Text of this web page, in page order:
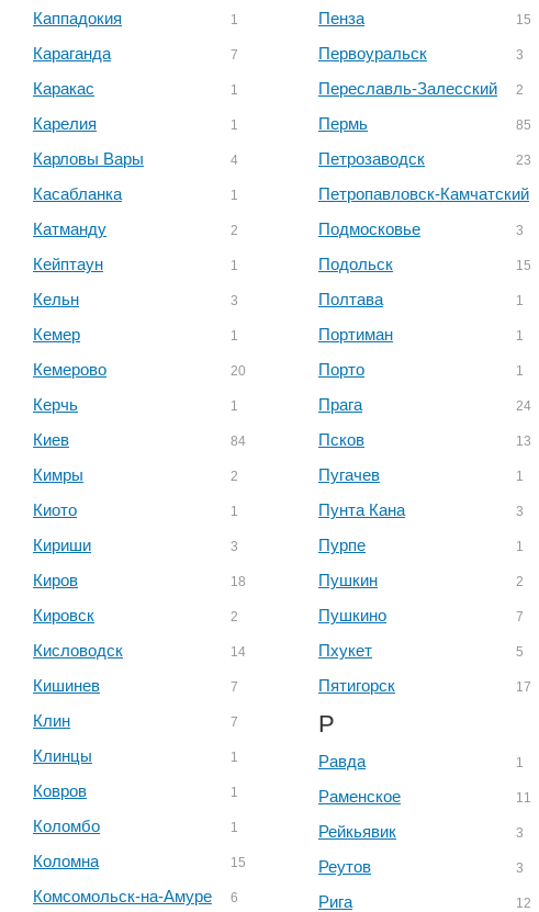
Каппадокия 1
Караганда 7
Каракас 1
Карелия 1
Карловы Вары 4
Касабланка 1
Катманду 2
Кейптаун 1
Кельн 3
Кемер 1
Кемерово 20
Керчь 1
Киев 84
Кимры 2
Киото 1
Кириши 3
Киров 18
Кировск 2
Кисловодск 14
Кишинев 7
Клин 7
Клинцы 1
Ковров 1
Коломбо 1
Коломна 15
Комсомольск-на-Амуре 6
Пенза 15
Первоуральск 3
Переславль-Залесский 2
Пермь 85
Петрозаводск 23
Петропавловск-Камчатский
Подмосковье 3
Подольск 15
Полтава 1
Портиман 1
Порто 1
Прага 24
Псков 13
Пугачев 1
Пунта Кана 3
Пурпе 1
Пушкин 2
Пушкино 7
Пхукет 5
Пятигорск 17
Р
Равда 1
Раменское 11
Рейкьявик 3
Реутов 3
Рига 12